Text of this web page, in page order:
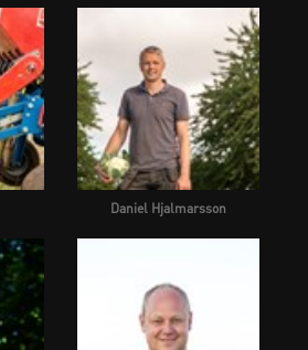
Daniel Hjalmarsson